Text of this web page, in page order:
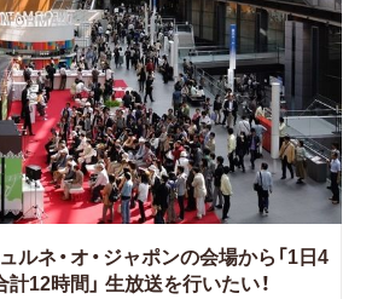
ルネ・オ・ジャポンの会場から「1日4
12時間」 生放送を行いたい！